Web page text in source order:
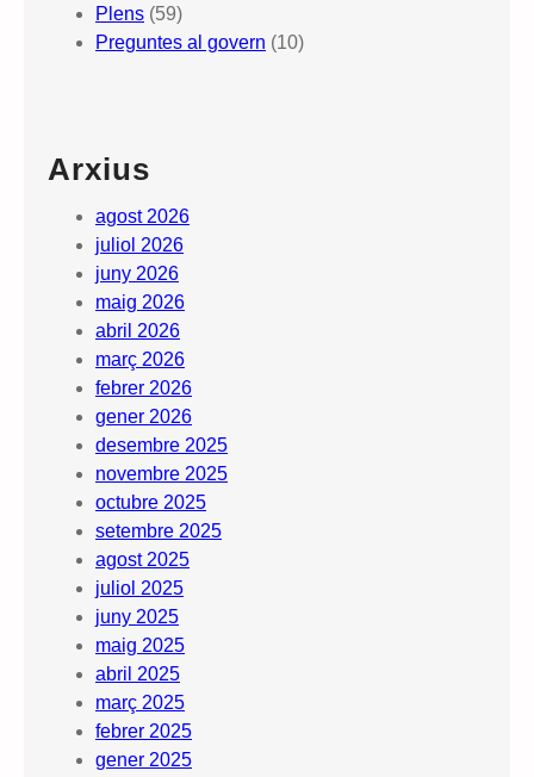
Plens (59)
Preguntes al govern (10)
Arxius
agost 2026
juliol 2026
juny 2026
maig 2026
abril 2026
març 2026
febrer 2026
gener 2026
desembre 2025
novembre 2025
octubre 2025
setembre 2025
agost 2025
juliol 2025
juny 2025
maig 2025
abril 2025
març 2025
febrer 2025
gener 2025